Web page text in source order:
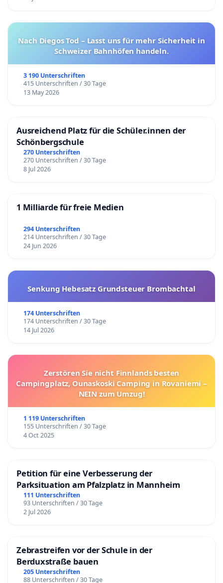
Nach Diegos Tod – Lasst uns für mehr Sicherheit in
Schweizer Bahnhöfen handeln.
3 190 Unterschriften
415 Unterschriften / 30 Tage
13 May 2026
Ausreichend Platz für die Schüler.innen der
Schönbergschule
270 Unterschriften
270 Unterschriften / 30 Tage
8 Jul 2026
1 Milliarde für freie Medien
294 Unterschriften
214 Unterschriften / 30 Tage
24 Jun 2026
Senkung Hebesatz Grundsteuer Brombachtal
174 Unterschriften
174 Unterschriften / 30 Tage
14 Jul 2026
Zerstören Sie nicht Finnlands besten
Campingplatz, Ounaskoski Camping in Rovaniemi –
NEIN zum Umzug!
1 119 Unterschriften
155 Unterschriften / 30 Tage
4 Oct 2025
Petition für eine Verbesserung der
Parksituation am Pfalzplatz in Mannheim
111 Unterschriften
93 Unterschriften / 30 Tage
2 Jul 2026
Zebrastreifen vor der Schule in der
Berduxstraße bauen
205 Unterschriften
88 Unterschriften / 30 Tage